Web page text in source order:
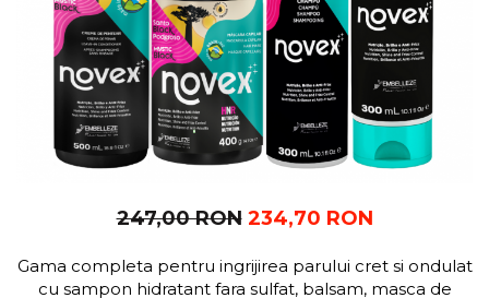
247,00 RON 234,70 RON
Gama completa pentru ingrijirea parului cret si ondulat
cu sampon hidratant fara sulfat, balsam, masca de